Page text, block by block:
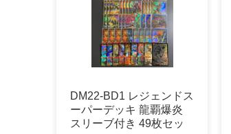
DM22-BD1 レジェンドス
ーパーデッキ 龍覇爆炎
スリーブ付き 49枚セッ